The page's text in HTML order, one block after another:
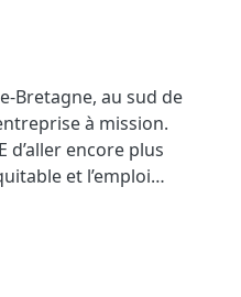
Bretagne, au sud de
à mission.
d’aller encore plus
et l’emploi…